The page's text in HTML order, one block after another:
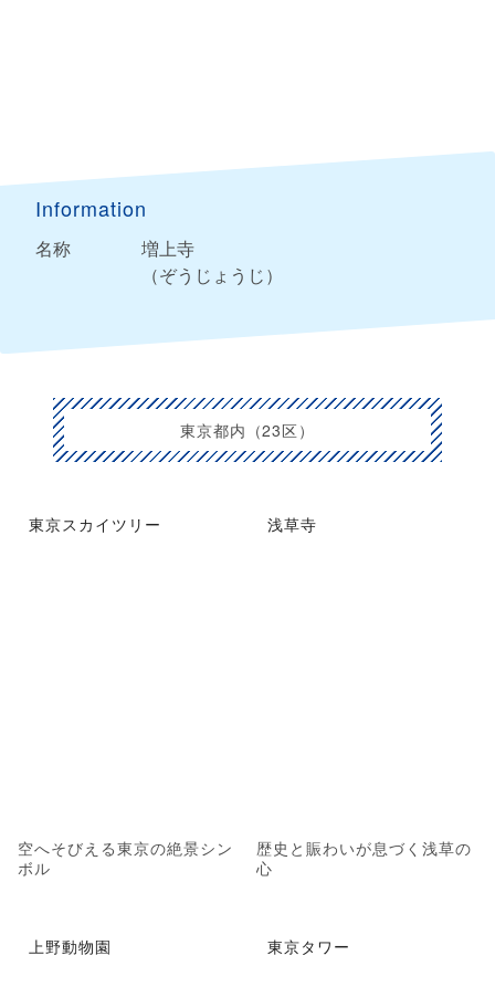
Information
名称
増上寺
（ぞうじょうじ）
東京都内（23区）
東京スカイツリー
空へそびえる東京の絶景シン
ボル
浅草寺
歴史と賑わいが息づく浅草の
心
上野動物園 東京タワー